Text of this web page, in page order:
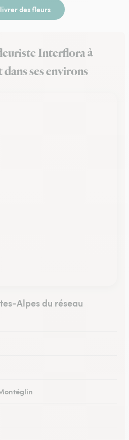
des fleurs
Interflora à
ses environs
Alpes du réseau